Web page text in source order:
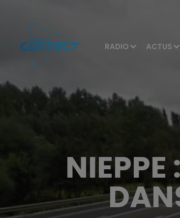
RADIO ACTUS
NIEPPE